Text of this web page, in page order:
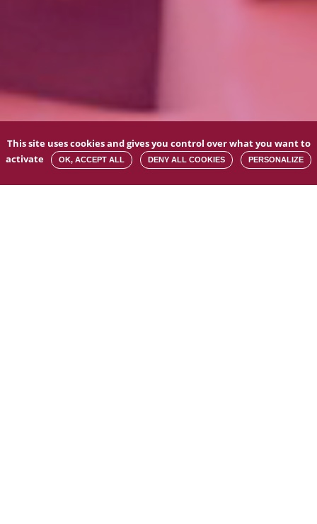
This site uses cookies and gives you control over what you want to
activate
OK, ACCEPT ALL DENY ALL COOKIES PERSONALIZE